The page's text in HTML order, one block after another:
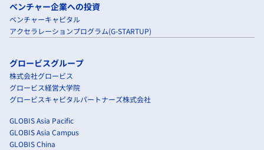
ベンチャー企業への投資
ベンチャーキャピタル
アクセラレーションプログラム(G-STARTUP)
グロービスグループ
株式会社グロービス
グロービス経営大学院
グロービスキャピタルパートナーズ株式会社
GLOBIS Asia Pacific
GLOBIS Asia Campus
GLOBIS China